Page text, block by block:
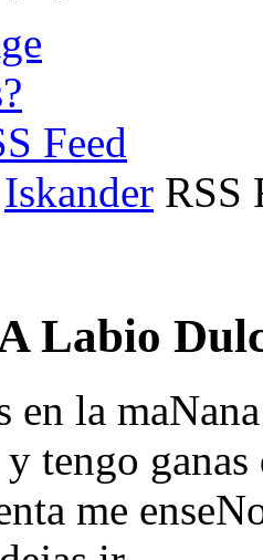
Iskander RSS
Labio
la
tengo ganas
me